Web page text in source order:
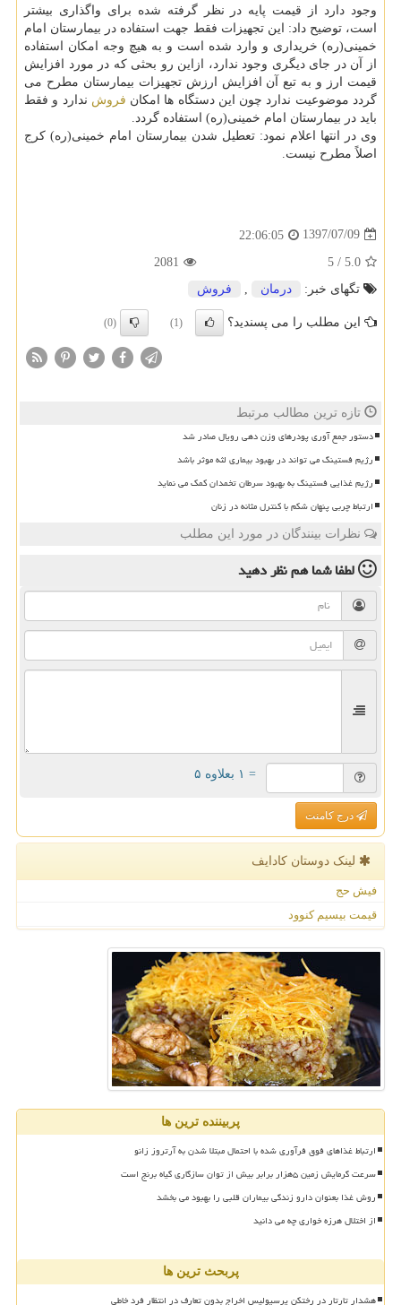
وجود دارد از قیمت پایه در نظر گرفته شده برای واگذاری بیشتر
است، توضیح داد: این تجهیزات فقط جهت استفاده در بیمارستان امام
خمینی(ره) خریداری و وارد شده است و به هیچ وجه امكان استفاده
از آن در جای دیگری وجود ندارد، ازاین رو بحثی كه در مورد افزایش
قیمت ارز و به تبع آن افزایش ارزش تجهیزات بیمارستان مطرح می
گردد موضوعیت ندارد چون این دستگاه ها امكان فروش ندارد و فقط
باید در بیمارستان امام خمینی(ره) استفاده گردد.
وی در انتها اعلام نمود: تعطیل شدن بیمارستان امام خمینی(ره) كرج
اصلاً مطرح نیست.
1397/07/09
22:06:05
5.0
/
5
2081
تگهای خبر:
درمان فروش
این مطلب را می پسندید؟ (1)
(0)
تازه ترین مطالب مرتبط
دستور جمع آوری پودرهای وزن دهی رویال صادر شد
رژیم فستینگ می تواند در بهبود بیماری لثه موثر باشد
رژیم غذایی فستینگ به بهبود سرطان تخمدان کمک می نماید
ارتباط چربی پنهان شکم با کنترل مثانه در زنان
نظرات بینندگان در مورد این مطلب
لطفا شما همنظر دهید
= ۱ بعلاوه ۵
درج کامنت
لینک دوستان كادایف
فیش حج
قیمت بیسیم کنوود
پربیننده ترین ها
ارتباط غذاهای فوق فرآوری شده با احتمال مبتلا شدن به آرتروز زانو
سرعت گرمایش زمین ۵هزار برابر بیش از توان سازگاری گیاه برنج است
روش غذا بعنوان دارو زندگی بیماران قلبی را بهبود می بخشد
از اختلال هرزه خواری چه می دانید
پربحث ترین ها
هشدار تارتار در رختکن پرسپولیس اخراج بدون تعارف در انتظار فرد خاطی